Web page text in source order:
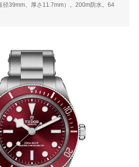
径39mm、厚さ11.7mm）。200m防水。64